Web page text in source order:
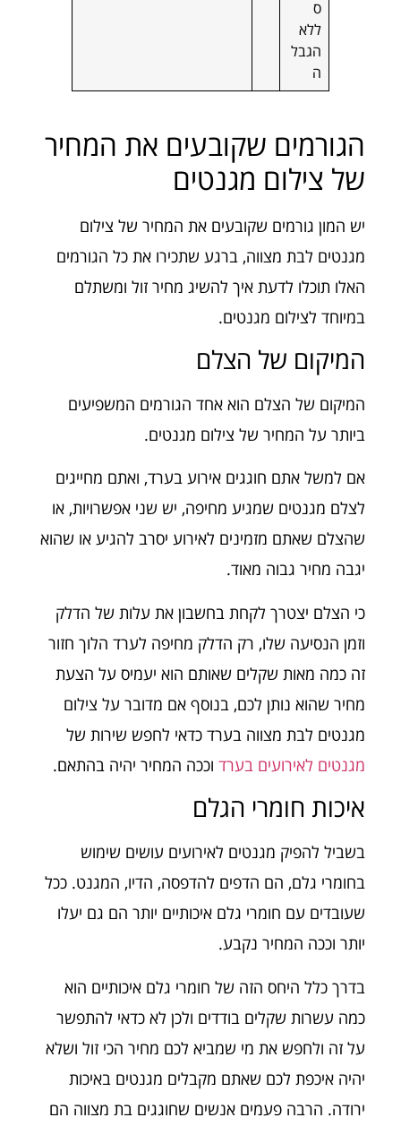
ס
ללא
הגבל
ה
הגורמים שקובעים את המחיר
של צילום מגנטים
יש המון גורמים שקובעים את המחיר של צילום
מגנטים לבת מצווה, ברגע שתכירו את כל הגורמים
האלו תוכלו לדעת איך להשיג מחיר זול ומשתלם
במיוחד לצילום מגנטים.
המיקום של הצלם
המיקום של הצלם הוא אחד הגורמים המשפיעים
ביותר על המחיר של צילום מגנטים.
אם למשל אתם חוגגים אירוע בערד, ואתם מחייגים
לצלם מגנטים שמגיע מחיפה, יש שני אפשרויות, או
שהצלם שאתם מזמינים לאירוע יסרב להגיע או שהוא
יגבה מחיר גבוה מאוד.
כי הצלם יצטרך לקחת בחשבון את עלות של הדלק
וזמן הנסיעה שלו, רק הדלק מחיפה לערד הלוך חזור
זה כמה מאות שקלים שאותם הוא יעמיס על הצעת
מחיר שהוא נותן לכם, בנוסף אם מדובר על צילום
מגנטים לבת מצווה בערד כדאי לחפש שירות של
מגנטים לאירועים בערד וככה המחיר יהיה בהתאם.
איכות חומרי הגלם
בשביל להפיק מגנטים לאירועים עושים שימוש
בחומרי גלם, הם הדפים להדפסה, הדיו, המגנט. ככל
שעובדים עם חומרי גלם איכותיים יותר הם גם יעלו
יותר וככה המחיר נקבע.
בדרך כלל היחס הזה של חומרי גלם איכותיים הוא
כמה עשרות שקלים בודדים ולכן לא כדאי להתפשר
על זה ולחפש את מי שמביא לכם מחיר הכי זול ושלא
יהיה איכפת לכם שאתם מקבלים מגנטים באיכות
ירודה. הרבה פעמים אנשים שחוגגים בת מצווה הם